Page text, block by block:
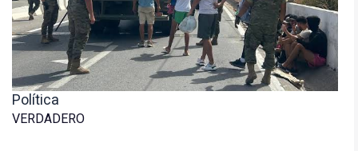
Política
VERDADERO